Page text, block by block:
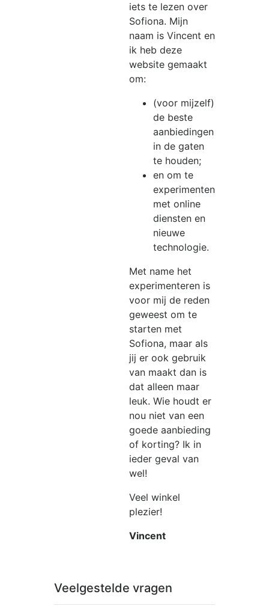
iets te lezen over
Sofiona. Mijn
naam is Vincent en
ik heb deze
website gemaakt
om:
(voor mijzelf)
de beste
aanbiedingen
in de gaten
te houden;
en om te
experimenten
met online
diensten en
nieuwe
technologie.
Met name het
experimenteren is
voor mij de reden
geweest om te
starten met
Sofiona, maar als
jij er ook gebruik
van maakt dan is
dat alleen maar
leuk. Wie houdt er
nou niet van een
goede aanbieding
of korting? Ik in
ieder geval van
wel!
Veel winkel
plezier!
Vincent
Veelgestelde vragen